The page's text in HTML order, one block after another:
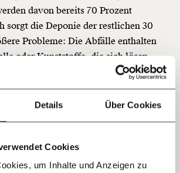
Details Über Cookies
Cookies
um Inhalte und Anzeigen zu
AT34 4300 0498 0007 6017
Momentum Institut - Verein für
davon bereits 70 Prozent
sorgt die Deponie der restlichen 30
Probleme: Die Abfälle enthalten
oder Kunststoffe, die sich lösen
die Gemeinde Limberg. Die
dort sind per Zufall auf eine
Internet gestoßen. Daraus